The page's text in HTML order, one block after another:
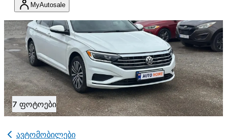
MyAutosale
7 ფოტოები
ავტომობილები